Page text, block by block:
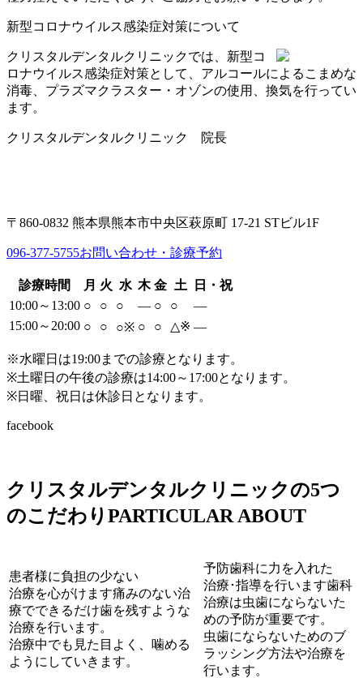
新型コロナウイルス感染症対策について
クリスタルデンタルクリニックでは、新型コ
ロナウイルス感染症対策として、アルコールによるこまめな
消毒、プラズマクラスター・オゾンの使用、換気を行ってい
ます。
クリスタルデンタルクリニック 院長
〒860-0832 熊本県熊本市中央区萩原町 17-21 STビル1F
096-377-5755お問い合わせ・診療予約
診療時間 月 火 水 木 金 土
日・祝
10:00～13:00 ○ ○ ○ ― ○ ○
―
15:00～20:00 ○ ○ ○※ ○ ○ △※ ―
※水曜日は19:00までの診療となります。
※土曜日の午後の診療は14:00～17:00となります。
※日曜、祝日は休診日となります。
facebook
クリスタルデンタルクリニックの5つ
のこだわり PARTICULAR ABOUT
患者様に負担の少ない
治療を心がけます痛みのない治
療でできるだけ歯を残すような
治療を行います。
治療中でも見た目よく、噛める
ようにしていきます。
予防歯科に力を入れた
治療･指導を行います歯科
治療は虫歯にならないた
めの予防が重要です。
虫歯にならないためのブ
ラッシング方法や治療を
行います。